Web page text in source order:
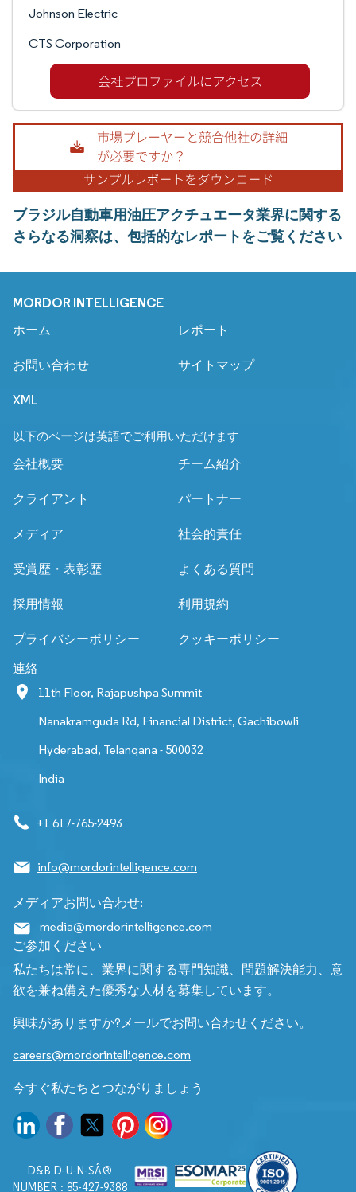
Johnson Electric
CTS Corporation
ブラジル自動車用油圧アクチュエータ業界に関する
さらなる洞察は、包括的なレポートをご覧ください
MORDOR INTELLIGENCE
ホーム レポート
お問い合わせ サイトマップ
XML
以下のページは英語でご利用いただけます
会社概要 チーム紹介
クライアント パートナー
メディア 社会的責任
受賞歴・表彰歴 よくある質問
採用情報 利用規約
プライバシーポリシー クッキーポリシー
連絡
11th Floor, Rajapushpa Summit
Nanakramguda Rd, Financial District, Gachibowli
Hyderabad, Telangana - 500032
India
+1 617-765-2493
info@mordorintelligence.com
メディアお問い合わせ:
media@mordorintelligence.com
ご参加ください
私たちは常に、業界に関する専門知識、問題解決能力、意
欲を兼ね備えた優秀な人材を募集しています。
興味がありますか?メールでお問い合わせください。
careers@mordorintelligence.com
今すぐ私たちとつながりましょう
D&B D-U-N-SÂ®
NUMBER : 85-427-9388